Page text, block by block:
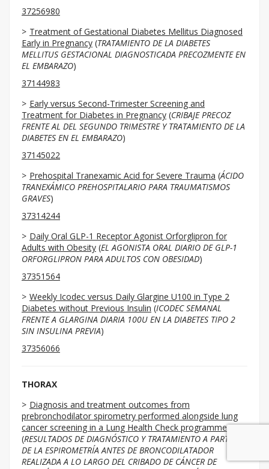
37256980
Treatment of Gestational Diabetes Mellitus Diagnosed
Early in Pregnancy (TRATAMIENTO DE LA DIABETES
MELLITUS GESTACIONAL DIAGNOSTICADA PRECOZMENTE EN
EL EMBARAZO)
37144983
Early versus Second-Trimester Screening and
Treatment for Diabetes in Pregnancy (CRIBAJE PRECOZ
FRENTE AL DEL SEGUNDO TRIMESTRE Y TRATAMIENTO DE LA
DIABETES EN EL EMBARAZO)
37145022
Prehospital Tranexamic Acid for Severe Trauma (ÁCIDO
TRANEXÁMICO PREHOSPITALARIO PARA TRAUMATISMOS
GRAVES)
37314244
Daily Oral GLP-1 Receptor Agonist Orforglipron for
Adults with Obesity (EL AGONISTA ORAL DIARIO DE GLP-1
ORFORGLIPRON PARA ADULTOS CON OBESIDAD)
37351564
Weekly Icodec versus Daily Glargine U100 in Type 2
Diabetes without Previous Insulin (ICODEC SEMANAL
FRENTE A GLARGINA DIARIA 100U EN LA DIABETES TIPO 2
SIN INSULINA PREVIA)
37356066
THORAX
Diagnosis and treatment outcomes from
prebronchodilator spirometry performed alongside lung
cancer screening in a Lung Health Check programme
(RESULTADOS DE DIAGNÓSTICO Y TRATAMIENTO A PARTIR
DE LA ESPIROMETRÍA ANTES DE BRONCODILATADOR
REALIZADA A LO LARGO DEL CRIBADO DE CÁNCER DE